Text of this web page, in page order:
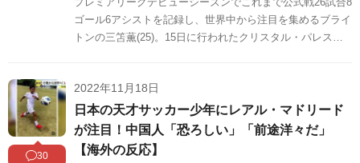
ゴール6アシストを記録し、世界中から注目を集めるブライ
トンの三笘薫(25)。15日に行われたクリスタル・パレス戦
せているようです。
30
2022年11月18日
日本の天才サッカー少年にレアル・マドリード
が注目！中国人「恐ろしい」「前途洋々だ」
【海外の反応】